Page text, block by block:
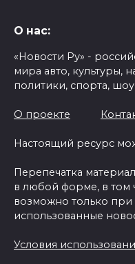
О нас:
«Новости Ру» -
мира авто, культуры,
политики, спорта,
О проекте
Настоящий ресурс
Перепечатка
в любой форме, в том
возможно только при
использованные
Условия